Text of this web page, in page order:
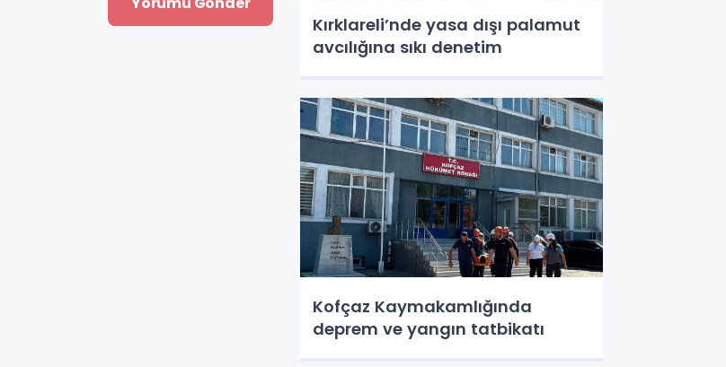
Kırklareli’nde yasa dışı palamut
avcılığına sıkı denetim
Kofçaz Kaymakamlığında
deprem ve yangın tatbikatı